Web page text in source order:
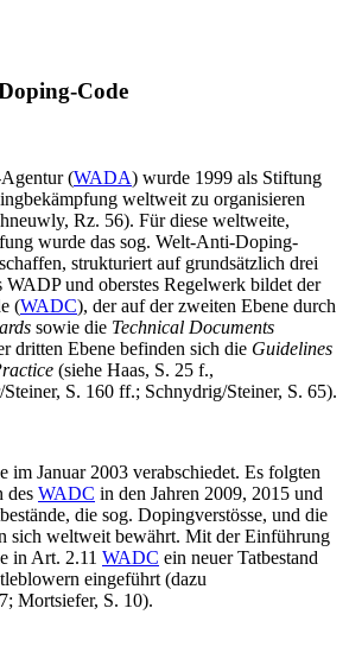
Code
(WADA) wurde 1999 als Stiftung
weltweit zu organisieren
, Rz. 56). Für diese weltweite,
wurde das sog. Welt-Anti-Doping-
strukturiert auf grundsätzlich drei
WADP und oberstes Regelwerk bildet der
(WADC), der auf der zweiten Ebene durch
sowie die Technical Documents
dritten Ebene befinden sich die Guidelines
(siehe Haas, S. 25 f.,
, S. 160 ff.; Schnydrig/Steiner, S. 65).
im Januar 2003 verabschiedet. Es folgten
des WADC in den Jahren 2009, 2015 und
die sog. Dopingverstösse, und die
sich weltweit bewährt. Mit der Einführung
in Art. 2.11 WADC ein neuer Tatbestand
eingeführt (dazu
Mortsiefer, S. 10).